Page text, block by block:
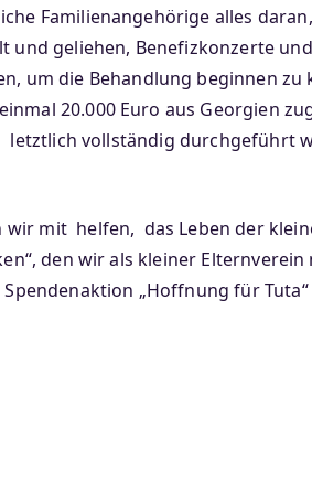
Familienangehörige alles
und geliehen, Benefizkonzerte
um die Behandlung beginnen zu
20.000 Euro aus Georgien
vollständig durchgeführt
mit helfen, das Leben der
den wir als kleiner
„Hoffnung für